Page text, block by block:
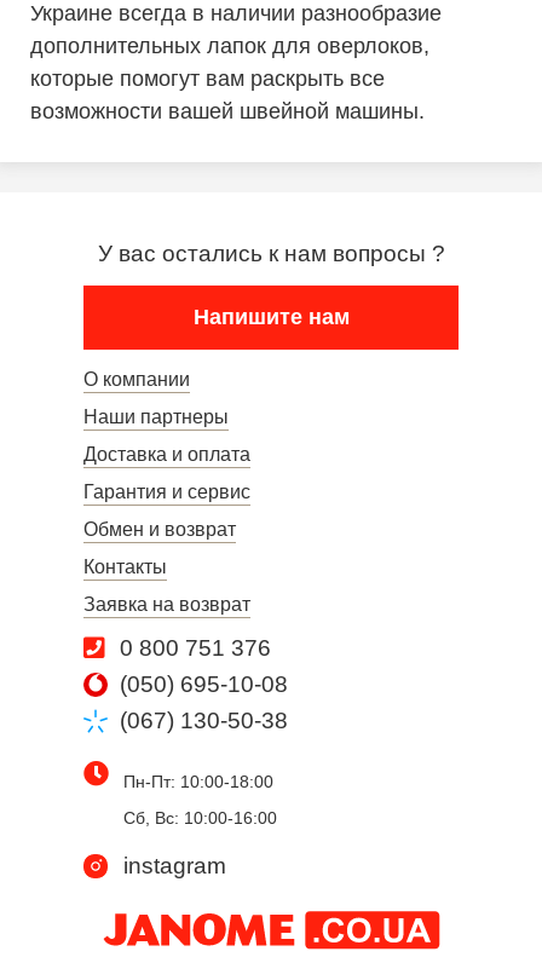
Украине всегда в наличии разнообразие
дополнительных лапок для оверлоков,
которые помогут вам раскрыть все
возможности вашей швейной машины.
У вас остались к нам вопросы ?
Напишите нам
О компании
Наши партнеры
Доставка и оплата
Гарантия и сервис
Обмен и возврат
Контакты
Заявка на возврат
0 800 751 376
(050) 695-10-08
(067) 130-50-38
Пн-Пт: 10:00-18:00
Сб, Вс: 10:00-16:00
instagram